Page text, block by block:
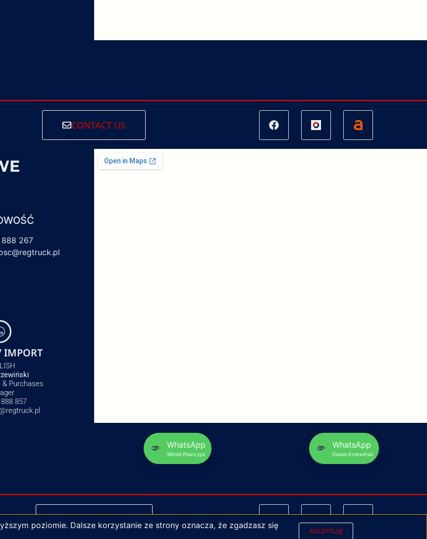
CONTACT US
267
IMPORT
& Purchases
857
WhatsApp
Witold Pisarczyk
WhatsApp
Dawid Krzewiński
NAPISZ DO NAS
poziomie. Dalsze korzystanie ze strony oznacza, że zgadzasz się
AKCEPTUJĘ